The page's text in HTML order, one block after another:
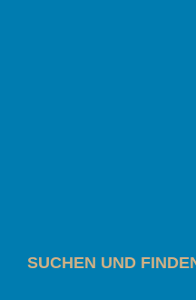
SUCHEN UND